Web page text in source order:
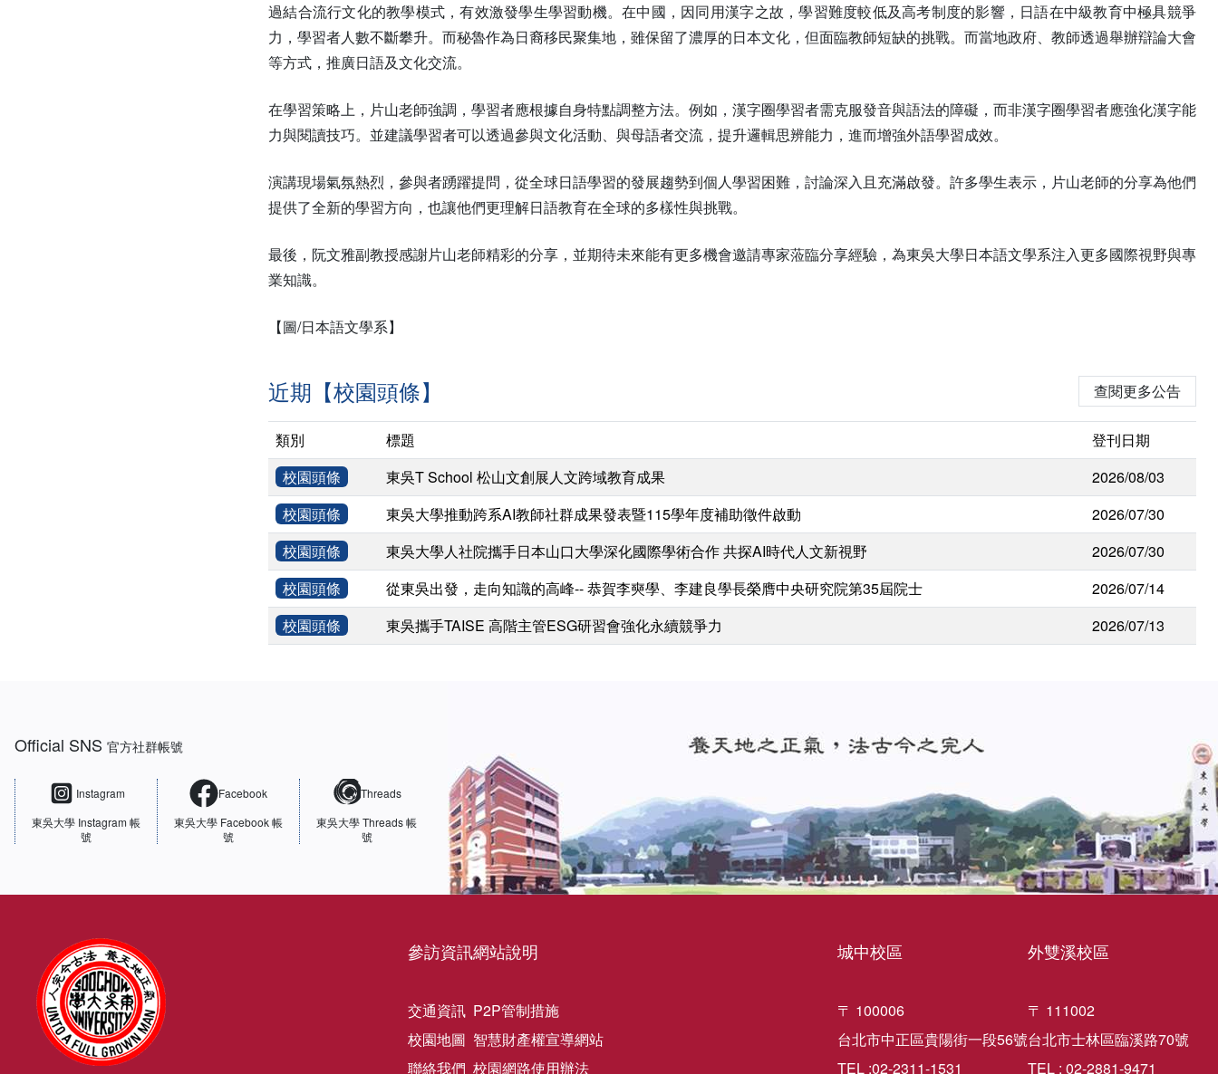
過結合流行文化的教學模式，有效激發學生學習動機。在中國，因同用漢字之故，學習難度較低及高考制度的影響，日語在中級教育中極具競爭
力，學習者人數不斷攀升。而秘魯作為日裔移民聚集地，雖保留了濃厚的日本文化，但面臨教師短缺的挑戰。而當地政府、教師透過舉辦辯論大會
等方式，推廣日語及文化交流。
在學習策略上，片山老師強調，學習者應根據自身特點調整方法。例如，漢字圈學習者需克服發音與語法的障礙，而非漢字圈學習者應強化漢字能
力與閱讀技巧。並建議學習者可以透過參與文化活動、與母語者交流，提升邏輯思辨能力，進而增強外語學習成效。
演講現場氣氛熱烈，參與者踴躍提問，從全球日語學習的發展趨勢到個人學習困難，討論深入且充滿啟發。許多學生表示，片山老師的分享為他們
提供了全新的學習方向，也讓他們更理解日語教育在全球的多樣性與挑戰。
最後，阮文雅副教授感謝片山老師精彩的分享，並期待未來能有更多機會邀請專家蒞臨分享經驗，為東吳大學日本語文學系注入更多國際視野與專
業知識。
【圖/日本語文學系】
近期【校園頭條】 查閱更多公告
類別 標題
登刊日期
校園頭條
東吳T School 松山文創展人文跨域教育成果
2026/08/03
校園頭條
東吳大學推動跨系AI教師社群成果發表暨115學年度補助徵件啟動
2026/07/30
校園頭條
東吳大學人社院攜手日本山口大學深化國際學術合作 共探AI時代人文新視野
2026/07/30
校園頭條
從東吳出發，走向知識的高峰-- 恭賀李奭學、李建良學長榮膺中央研究院第35屆院士
2026/07/14
校園頭條
東吳攜手TAISE 高階主管ESG研習會強化永續競爭力 2026/07/13
Official SNS 官方社群帳號
Instagram
東吳大學 Instagram 帳
號
Facebook
東吳大學 Facebook 帳
號
Threads
東吳大學Threads 帳
號
參訪資訊
交通資訊
校園地圖
聯絡我們
網站說明
P2P管制措施
智慧財產權宣導網站
校園網路使用辦法
城中校區
〒 100006
台北市中正區貴陽街一段56號
TEL :02-2311-1531
外雙溪校區
〒 111002
台北市士林區臨溪路70號
TEL : 02-2881-9471